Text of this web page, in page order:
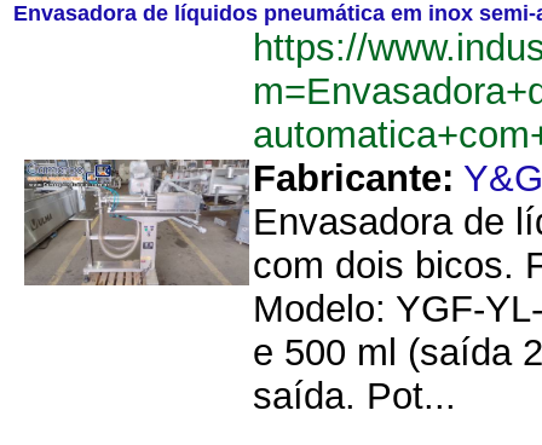
Envasadora de líquidos pneumática em inox
https://
Fabricante:
Envasadora de
com dois bicos.
Modelo: YGF-
e 500 ml (saída
saída. Pot...